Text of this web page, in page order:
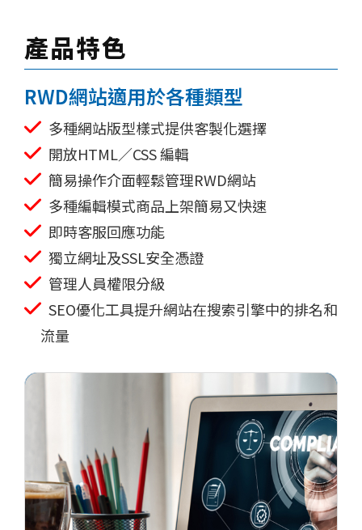
產品特色
RWD網站適用於各種類型
多種網站版型樣式提供客製化選擇
開放HTML／CSS 編輯
簡易操作介面輕鬆管理RWD網站
多種編輯模式商品上架簡易又快速
即時客服回應功能
獨立網址及SSL安全憑證
管理人員權限分級
SEO優化工具提升網站在搜索引擎中的排名和
流量